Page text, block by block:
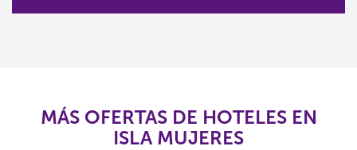
MÁS OFERTAS DE HOTELES EN
ISLA MUJERES